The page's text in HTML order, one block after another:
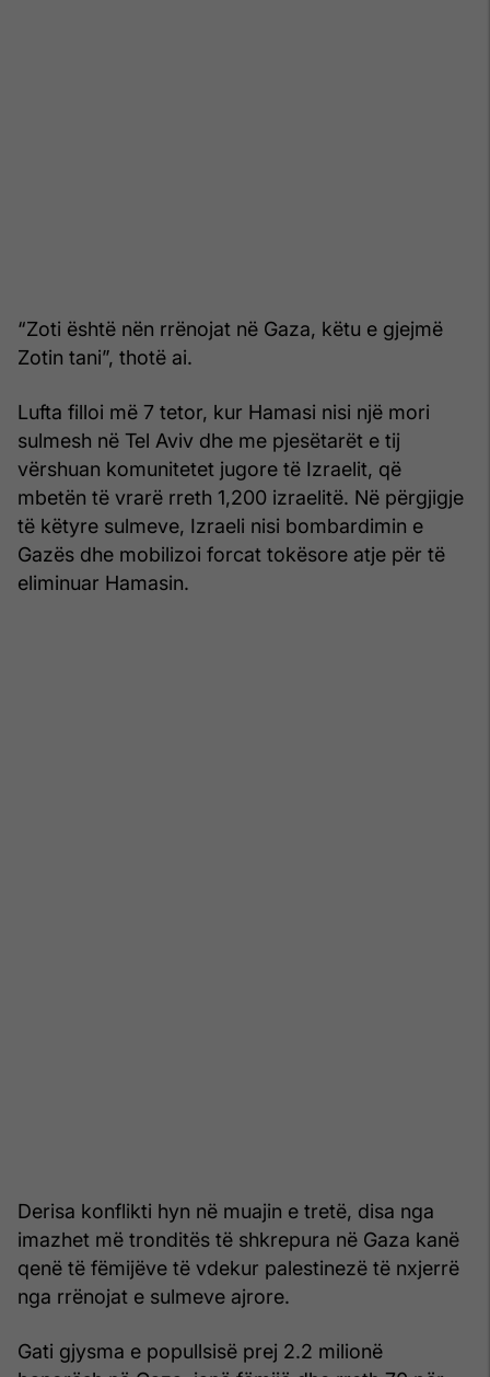
“Zoti është nën rrënojat në Gaza, këtu e gjejmë
Zotin tani”, thotë ai.
Lufta filloi më 7 tetor, kur Hamasi nisi një mori
sulmesh në Tel Aviv dhe me pjesëtarët e tij
vërshuan komunitetet jugore të Izraelit, që
mbetën të vrarë rreth 1,200 izraelitë. Në përgjigje
të këtyre sulmeve, Izraeli nisi bombardimin e
Gazës dhe mobilizoi forcat tokësore atje për të
eliminuar Hamasin.
Derisa konflikti hyn në muajin e tretë, disa nga
imazhet më tronditës të shkrepura në Gaza kanë
qenë të fëmijëve të vdekur palestinezë të nxjerrë
nga rrënojat e sulmeve ajrore.
Gati gjysma e popullsisë prej 2.2 milionë